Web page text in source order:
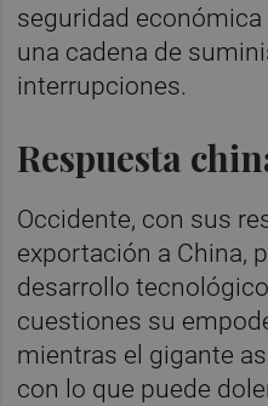
seguridad
una cadena de
interrupciones.
Respuesta
Occidente, con sus
exportación a China,
desarrollo
cuestiones su
mientras el gigante
con lo que puede